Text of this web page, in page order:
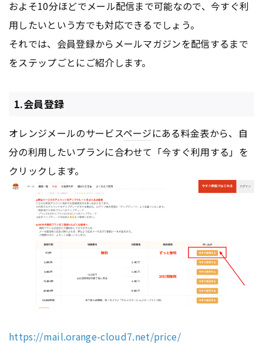
およそ10分ほどでメール配信まで可能なので、今すぐ利
用したいという方でも対応できるでしょう。
それでは、会員登録からメールマガジンを配信するまで
をステップごとにご紹介します。
1.会員登録
オレンジメールのサービスページにある料金表から、自
分の利用したいプランに合わせて「今すぐ利用する」を
クリックします。
https://mail.orange-cloud7.net/price/